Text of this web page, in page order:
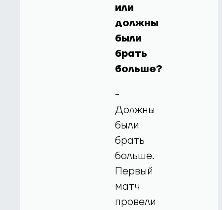
или
должны
были
брать
больше?
-
Должны
были
брать
больше.
Первый
матч
провели